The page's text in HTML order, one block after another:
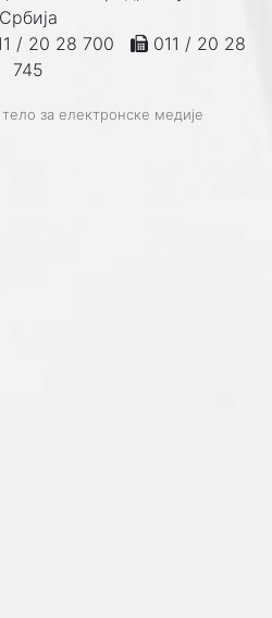
Србија
/ 20 28 700
011 / 20 28
745
за електронске медије